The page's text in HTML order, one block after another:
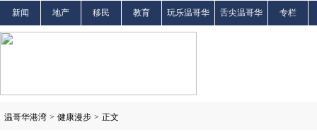
新闻 地产 移民 教育 玩乐温哥华 舌尖温哥华 专栏
温哥华港湾 > 健康漫步 > 正文